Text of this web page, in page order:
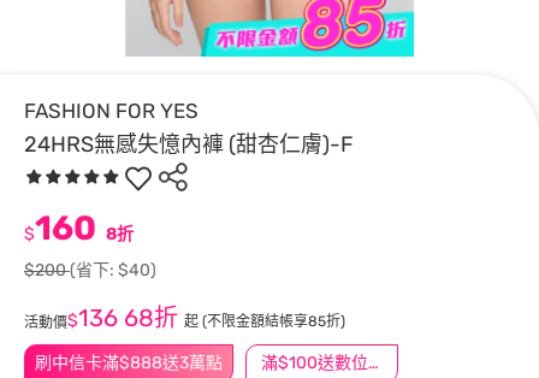
FASHION FOR YES
24HRS無感失憶內褲 (甜杏仁膚)-F
刷中信卡滿$888送3萬點 滿$100送數位印花
$160 8折
$200(省下: $40)
活動價$136 68折 起 (不限金額結帳享85折)